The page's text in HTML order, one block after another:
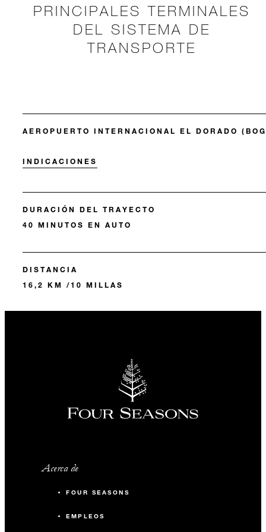
PRINCIPALES TERMINALES
DEL SISTEMA DE
TRANSPORTE
AEROPUERTO INTERNACIONAL EL DORADO
INDICACIONES
DURACIÓN DEL TRAYECTO
40 MINUTOS EN AUTO
DISTANCIA
16,2 KM /10 MILLAS
Acerca de
FOUR SEASONS
EMPLEOS